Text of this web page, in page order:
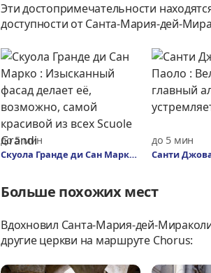
Эти достопримечательности
доступности от Санта-Мария-дей-
до 5 мин
Скуола Гранде ди Сан Марко
до 5 мин
Санти
Больше похожих мест
Вдохновил Санта-Мария-дей-
другие церкви на маршруте Chorus: